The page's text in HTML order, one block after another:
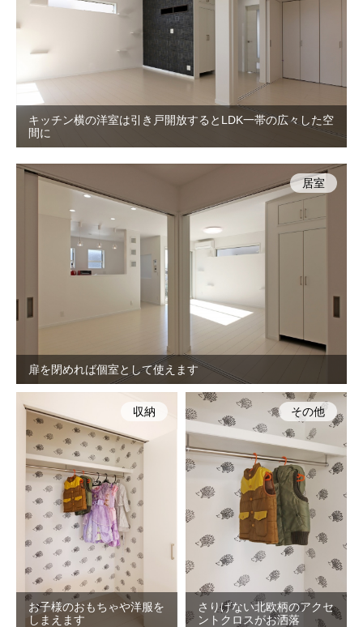
キッチン横の洋室は引き戸開放するとLDK一帯の広々した空
間に
扉を閉めれば個室として使えます
居室
お子様のおもちゃや洋服を
しまえます
収納
さりげない北欧柄のアクセ
ントクロスがお洒落
その他